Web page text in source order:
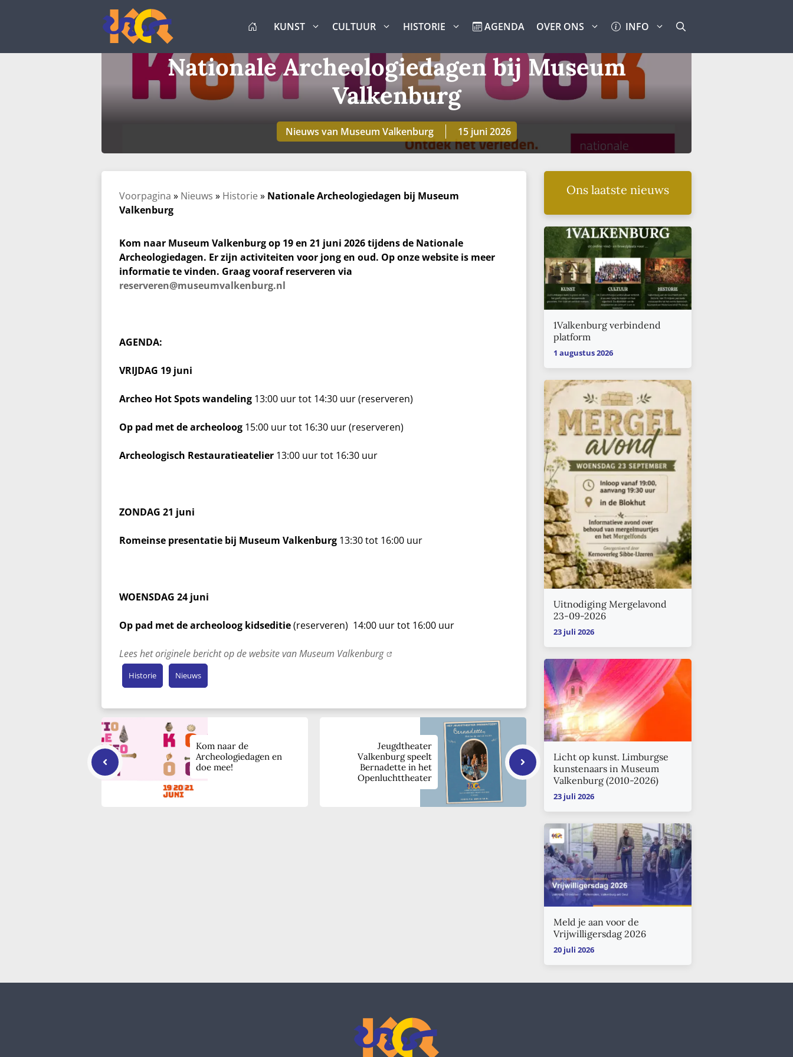
KUNST CULTUUR HISTORIE AGENDA OVER ONS INFO
Nationale Archeologiedagen bij Museum
Valkenburg
Nieuws van Museum Valkenburg 15 juni 2026
Voorpagina » Nieuws » Historie» Nationale Archeologiedagen bij Museum
Valkenburg
Kom naar Museum Valkenburg op 19 en 21 juni 2026 tijdens de Nationale
Archeologiedagen. Er zijn activiteiten voor jong en oud. Op onze website is meer
informatie te vinden. Graag vooraf reserveren via
reserveren@museumvalkenburg.nl
AGENDA:
VRIJDAG 19 juni
Archeo Hot Spots wandeling 13:00 uur tot 14:30 uur (reserveren)
Op pad met de archeoloog 15:00 uur tot 16:30 uur (reserveren)
Archeologisch Restauratieatelier 13:00 uur tot 16:30 uur
ZONDAG 21 juni
Romeinse presentatie bij Museum Valkenburg 13:30 tot 16:00 uur
WOENSDAG 24 juni
Op pad met de archeoloog kidseditie(reserveren) 14:00 uur tot 16:00 uur
Lees het originele bericht op de website van Museum Valkenburg
Historie Nieuws
Kom naar de
Archeologiedagen en
doe mee!
Jeugdtheater
Valkenburg speelt
Bernadette in het
Openluchttheater
Ons laatste nieuws
1Valkenburg verbindend
platform
1 augustus 2026
Uitnodiging Mergelavond
23-09-2026
23 juli 2026
Licht op kunst. Limburgse
kunstenaars in Museum
Valkenburg (2010-2026)
23 juli 2026
Meld je aan voor de
Vrijwilligersdag 2026
20 juli 2026